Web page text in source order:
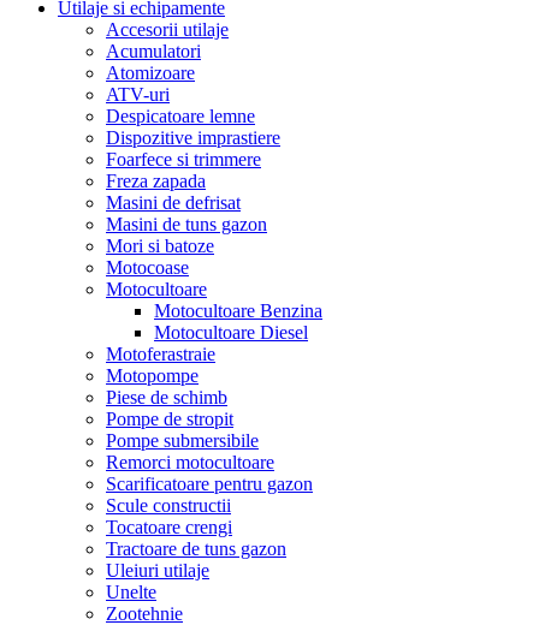
Utilaje si echipamente
Accesorii utilaje
Acumulatori
Atomizoare
ATV-uri
Despicatoare lemne
Dispozitive imprastiere
Foarfece si trimmere
Freza zapada
Masini de defrisat
Masini de tuns gazon
Mori si batoze
Motocoase
Motocultoare
Motocultoare Benzina
Motocultoare Diesel
Motoferastraie
Motopompe
Piese de schimb
Pompe de stropit
Pompe submersibile
Remorci motocultoare
Scarificatoare pentru gazon
Scule constructii
Tocatoare crengi
Tractoare de tuns gazon
Uleiuri utilaje
Unelte
Zootehnie